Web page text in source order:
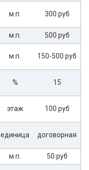
м.п. 300 руб
м.п.
500 руб
м.п. 150-500 руб
% 15
этаж 100 руб
единица договорная
м.п.
50 руб